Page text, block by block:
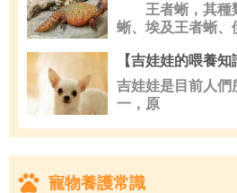
王者蜥，其種
蜥、埃及王者蜥、
吉娃娃是目前人們
一，原
寵物養護常識